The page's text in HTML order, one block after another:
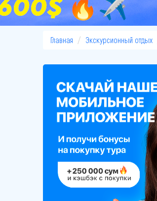
Главная Экскурсионный отдых